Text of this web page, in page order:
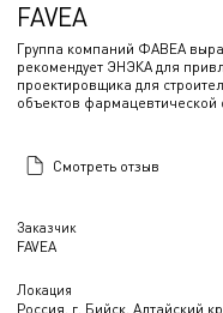
Заказчик
FAVEA
Локация
Россия, г. Бийск, Алтайский
FAVEA
Группа компаний ФАВЕА
рекомендует ЭНЭКА для
проектировщика для
объектов фармацевтической
Смотреть отзыв